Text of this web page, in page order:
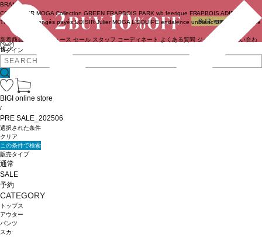
ログイン
BRAND
COUTURIER MOGA Collection GREEN FRAPBOIS PARK wb feerique FRAPBOIS ADIEU
TRISTESSE
congés payés LOISIR Julier MOGA L'EQUIPE endalence unbilanc BIGI online store
新着商品 ニュース セール スタッフ コーディネート よくある質問 ジャーナル
お問い合わ
せ
BIGI online store
/
PRE SALE_202506
選択された条件
クリア
この条件で検索
販売タイプ
通常
SALE
予約
CATEGORY
トップス
アウター
パンツ
スカート